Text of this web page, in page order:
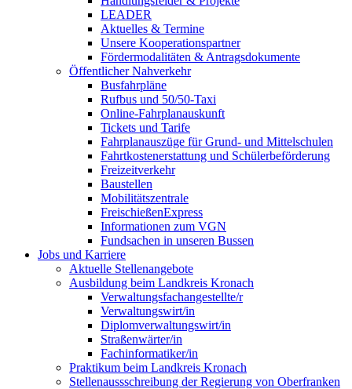
LEADER
Aktuelles & Termine
Unsere Kooperationspartner
Fördermodalitäten & Antragsdokumente
Öffentlicher Nahverkehr
Busfahrpläne
Rufbus und 50/50-Taxi
Online-Fahrplanauskunft
Tickets und Tarife
Fahrplanauszüge für Grund- und Mittelschulen
Fahrtkostenerstattung und Schülerbeförderung
Freizeitverkehr
Baustellen
Mobilitätszentrale
FreischießenExpress
Informationen zum VGN
Fundsachen in unseren Bussen
Jobs und Karriere
Aktuelle Stellenangebote
Ausbildung beim Landkreis Kronach
Verwaltungsfachangestellte/r
Verwaltungswirt/in
Diplomverwaltungswirt/in
Straßenwärter/in
Fachinformatiker/in
Praktikum beim Landkreis Kronach
Stellenaussschreibung der Regierung von Oberfranken